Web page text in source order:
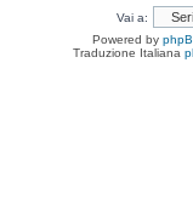
Vai a:
Powered by
Traduzione Italiana